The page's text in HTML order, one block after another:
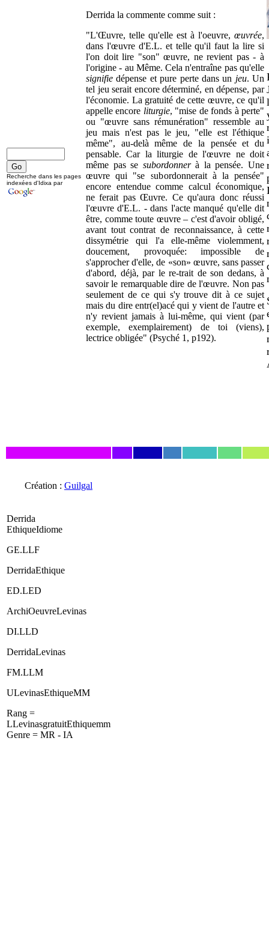
Derrida la commente comme suit :
"L'Œuvre, telle qu'elle est à l'oeuvre, œuvrée,
dans l'œuvre d'E.L. et telle qu'il faut la lire si
l'on doit lire "son" œuvre, ne revient pas - à
l'origine - au Même. Cela n'entraîne pas qu'elle
signifie dépense et pure perte dans un jeu. Un
tel jeu serait encore déterminé, en dépense, par
l'économie. La gratuité de cette œuvre, ce qu'il
appelle encore liturgie, "mise de fonds à perte"
ou "œuvre sans rémunération" ressemble au
jeu mais n'est pas le jeu, "elle est l'éthique
même", au-delà même de la pensée et du
pensable. Car la liturgie de l'œuvre ne doit
même pas se subordonnerà la pensée. Une
œuvre qui "se subordonnerait à la pensée"
encore entendue comme calcul économique,
ne ferait pas Œuvre. Ce qu'aura donc réussi
l'œuvre d'E.L. - dans l'acte manqué qu'elle dit
être, comme toute œuvre – c'est d'avoir obligé,
avant tout contrat de reconnaissance, à cette
dissymétrie qui l'a elle-même violemment,
doucement, provoquée: impossible de
s'approcher d'elle, de «son» œuvre, sans passer
d'abord, déjà, par le re-trait de son dedans, à
savoir le remarquable dire de l'œuvre. Non pas
seulement de ce qui s'y trouve dit à ce sujet
mais du dire entr(el)acé qui y vient de l'autre et
n'y revient jamais à lui-même, qui vient (par
exemple, exemplairement) de toi (viens),
lectrice obligée" (Psyché 1, p192).
Recherche dans les pages
indexées d'Idixa par
Création : Guilgal
Derrida
EthiqueIdiome
GE.LLF
DerridaEthique
ED.LED
ArchiOeuvreLevinas
DI.LLD
DerridaLevinas
FM.LLM
ULevinasEthiqueMM
Rang =
LLevinasgratuitEthiquemm
Genre = MR - IA